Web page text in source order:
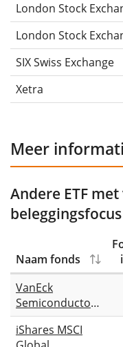
London Stock
London Stock
SIX Swiss Exchange
Xetra
Meer
Andere ETF
beleggingsfocus
Naam fonds
VanEck
Semiconductor
UCITS ETF
iShares MSCI